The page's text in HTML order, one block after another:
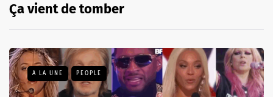
Ça vient de tomber
A LA UNE PEOPLE